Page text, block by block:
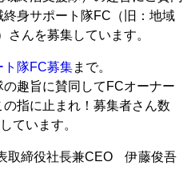
身サポート隊FC（旧：地域
んを募集しています。
ト隊FC募集まで。
趣旨に賛同してFCオーナー
指に止まれ！募集者さん数
ています。
取締役社長兼CEO 伊藤俊吾